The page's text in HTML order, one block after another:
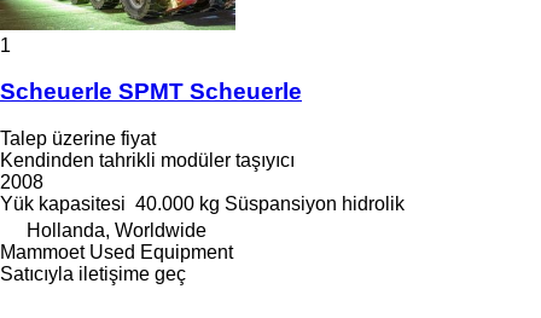
1
Scheuerle SPMT Scheuerle
Talep üzerine fiyat
Kendinden tahrikli modüler taşıyıcı
2008
Yük kapasitesi 40.000 kg Süspansiyon hidrolik
Hollanda, Worldwide
Mammoet Used Equipment
Satıcıyla iletişime geç